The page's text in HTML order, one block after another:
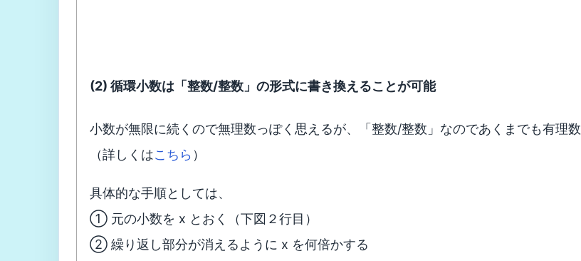
(2) 循環小数は「整数/整数」の形式に書き換えることが可能
小数が無限に続くので無理数っぽく思えるが、「整数/整数」なのであくまでも有理数
（詳しくはこちら ）
具体的な手順としては、
① 元の小数を x とおく（下図２行目）
② 繰り返し部分が消えるように x を何倍かする